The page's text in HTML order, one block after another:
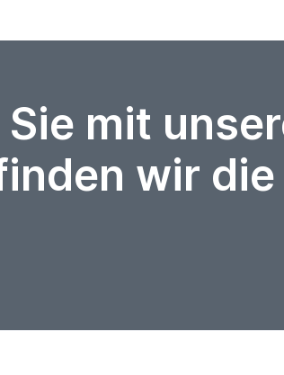
mit
wir